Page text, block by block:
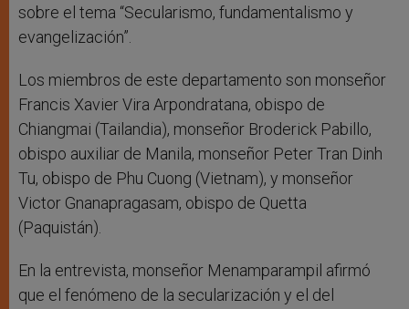
sobre el tema “Secularismo, fundamentalismo y
evangelización”.
Los miembros de este departamento son monseñor
Francis Xavier Vira Arpondratana, obispo de
Chiangmai (Tailandia), monseñor Broderick Pabillo,
obispo auxiliar de Manila, monseñor Peter Tran Dinh
Tu, obispo de Phu Cuong (Vietnam), y monseñor
Victor Gnanapragasam, obispo de Quetta
(Paquistán).
En la entrevista, monseñor Menamparampil afirmó
que el fenómeno de la secularización y el del